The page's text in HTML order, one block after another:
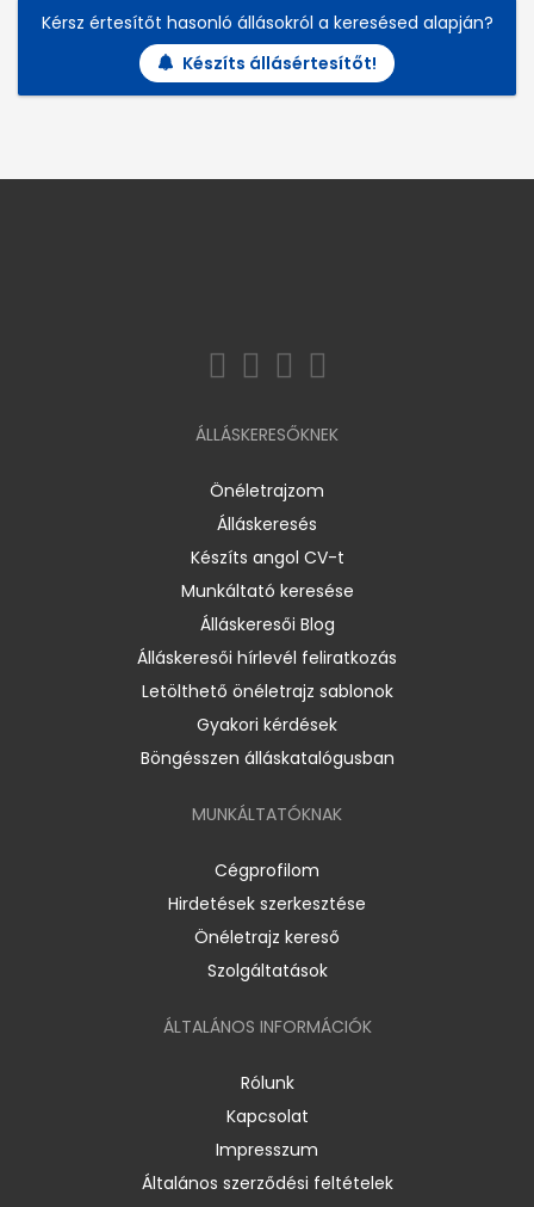
Kérsz értesítőt hasonló állásokról a keresésed alapján?
Készíts állásértesítőt!
ÁLLÁSKERESŐKNEK
Önéletrajzom
Álláskeresés
Készíts angol CV-t
Munkáltató keresése
Álláskeresői Blog
Álláskeresői hírlevél feliratkozás
Letölthető önéletrajz sablonok
Gyakori kérdések
Böngésszen álláskatalógusban
MUNKÁLTATÓKNAK
Cégprofilom
Hirdetések szerkesztése
Önéletrajz kereső
Szolgáltatások
ÁLTALÁNOS INFORMÁCIÓK
Rólunk
Kapcsolat
Impresszum
Általános szerződési feltételek